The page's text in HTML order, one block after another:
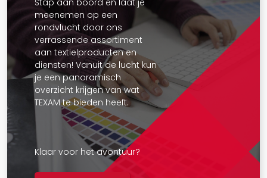
meenemen op een
rondvlucht door ons
verrassende assortiment
aan textielproducten en
diensten! Vanuit de lucht kun
je een panoramisch
overzicht krijgen van wat
TEXAM te bieden heeft.
Klaar voor het avontuur?